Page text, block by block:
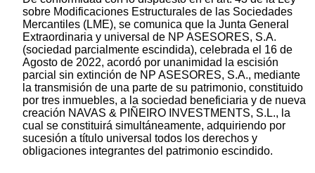
sobre Modificaciones Estructurales de las Sociedades
Mercantiles (LME), se comunica que la Junta General
Extraordinaria y universal de NP ASESORES, S.A.
(sociedad parcialmente escindida), celebrada el 16 de
Agosto de 2022, acordó por unanimidad la escisión
parcial sin extinción de NP ASESORES, S.A., mediante
la transmisión de una parte de su patrimonio, constituido
por tres inmuebles, a la sociedad beneficiaria y de nueva
creación NAVAS & PIÑEIRO INVESTMENTS, S.L., la
cual se constituirá simultáneamente, adquiriendo por
sucesión a título universal todos los derechos y
obligaciones integrantes del patrimonio escindido.